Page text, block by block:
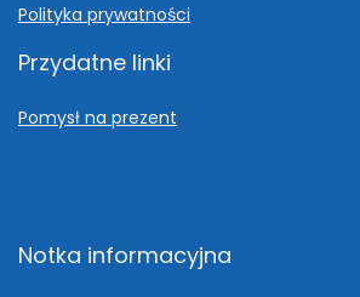
Polityka prywatności
Przydatne linki
Pomysł na prezent
Notka informacyjna